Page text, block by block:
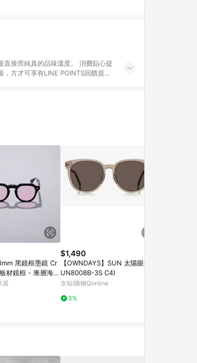
直接而純真的品味溫度。 消費貼心提
方才可享有LINE POINTS回饋資
黑鏡框墨鏡 Cr
材鏡框 - 漸層海洋
居
$1,490
【OWNDAYS】SUN 太陽眼鏡(S
UN8008B-3S C4)
京站i購物Qonline
3%